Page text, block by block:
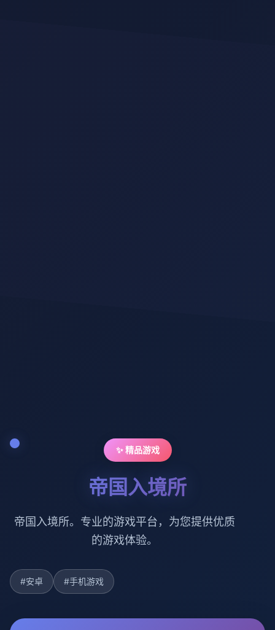
✨ 精品游戏
帝国入境所
帝国入境所。专业的游戏平台，为您提供优质
的游戏体验。
#安卓 #手机游戏